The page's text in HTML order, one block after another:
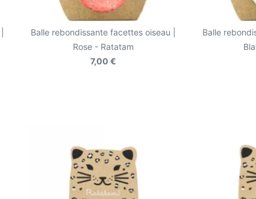
Balle rebondissante facettes oiseau |
Rose - Ratatam
7,00 €
Balle